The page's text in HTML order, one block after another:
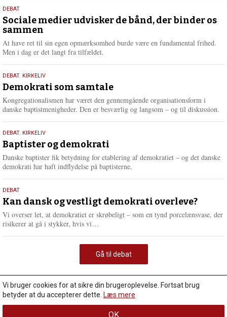
18.
maj
2026
DEBAT
Sociale medier udvisker de bånd, der binder os
sammen
At have ret til sin egen opmærksomhed burde være en fundamental frihed.
Men i dag er det langt fra tilfældet.
18.
maj
2026
DEBAT, KIRKELIV
Demokrati som samtale
Kongregationalismen har været den gennemgående organisationsform i
danske baptistmenigheder. Den er besværlig og langsom – og til diskussion.
18.
maj
2026
DEBAT, KIRKELIV
Baptister og demokrati
Danske baptister fik betydning for etablering af demokratiet – og det danske
demokrati har haft indflydelse på baptisterne.
18.
maj
2026
DEBAT
Kan dansk og vestligt demokrati overleve?
Vi overser let, at demokratiet er skrøbeligt – som en tynd porcelænsvase, der
risikerer at gå i stykker, hvis vi…
m
e
e
Gå til debat
Vi bruger cookies for at sikre din brugeroplevelse. Fortsat brug
betyder at du accepterer dette. Læs mere
OK